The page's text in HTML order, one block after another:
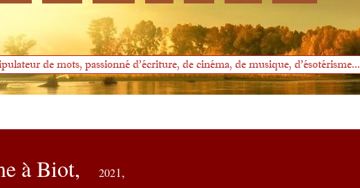
de mots, passionné d'écriture, de cinéma, de musique, d'ésotérisme...
à Biot, 2021,